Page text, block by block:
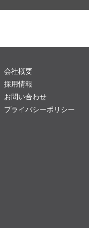
会社概要
採用情報
お問い合わせ
プライバシーポリシー